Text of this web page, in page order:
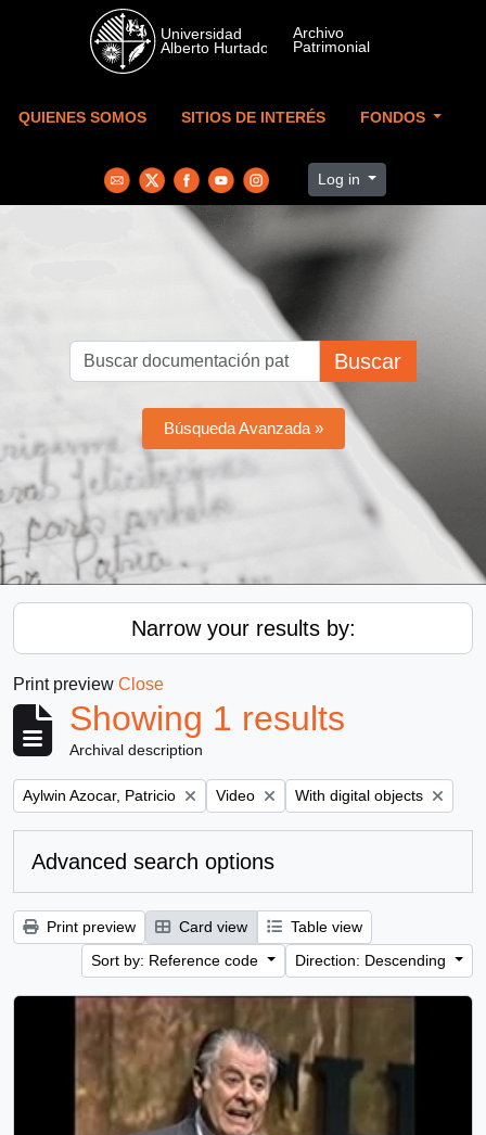
Skip to main content
QUIENES SOMOS SITIOS DE INTERÉS FONDOS
Log in
Buscar
Búsqueda Avanzada »
Narrow your results by:
Print preview Close
Showing 1 results
Archival description
Remove filter:
Aylwin Azocar, Patricio Remove filter:
Video Remove filter:
With digital objects
Advanced search options
Print preview Card view
Table view
Sort by: Reference code
Direction: Descending